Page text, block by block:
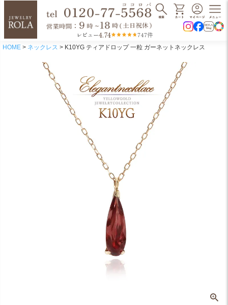
レビュー4.74 747件
HOME ネックレス K10YG ティアドロップ 一粒 ガーネットネックレス